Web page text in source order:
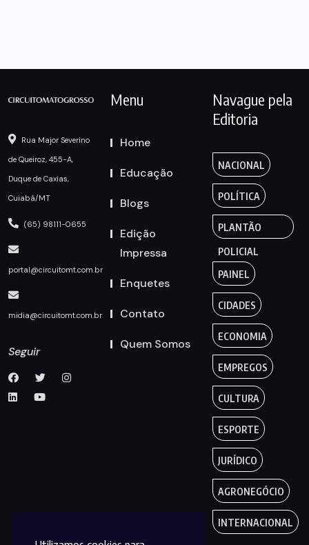
Rua Major Severino
de Queiroz, 455-A,
Duque de Caxias,
Cuiabá/MT
(65) 98111-0655
portal@circuitomt.com.br
midia@circuitomt.com.br
Seguir
Menu
Home
Educação
Blogs
Edição
Impressa
Enquetes
Contato
Quem Somos
Navague pela
Editoria
NACIONAL
POLÍTICA
PLANTÃO
POLICIAL
PAINEL
CIDADES
ECONOMIA
EMPREGOS
CULTURA
ESPORTE
JURÍDICO
AGRONEGÓCIO
INTERNACIONAL